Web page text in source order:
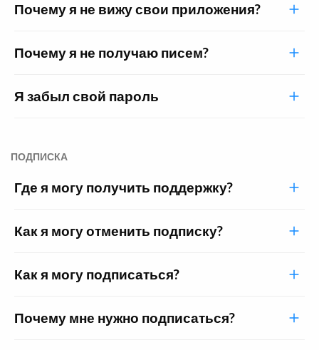
Почему я не вижу свои приложения?
Почему я не получаю писем?
Я забыл свой пароль
ПОДПИСКА
Где я могу получить поддержку?
Как я могу отменить подписку?
Как я могу подписаться?
Почему мне нужно подписаться?